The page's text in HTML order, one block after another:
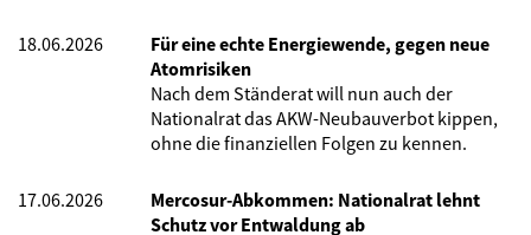
18.06.2026
Für eine echte Energiewende, gegen neue
Atomrisiken
Nach dem Ständerat will nun auch der
Nationalrat das AKW-Neubauverbot kippen,
ohne die finanziellen Folgen zu kennen.
17.06.2026
Mercosur-Abkommen: Nationalrat lehnt
Schutz vor Entwaldung ab